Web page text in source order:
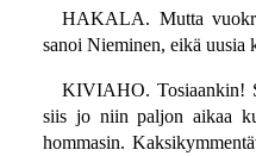
HAKALA. Mutta
sanoi Nieminen, eikä uusia
KIVIAHO. Tosiaankin!
siis jo niin paljon aikaa
hommasin.